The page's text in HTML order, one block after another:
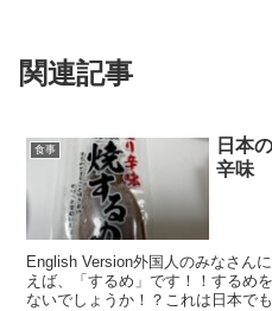
関連記事
食事
日本
辛味
English Version外国人のみなさん
えば、「するめ」です！！するめ
ないでしょうか！？これは日本で